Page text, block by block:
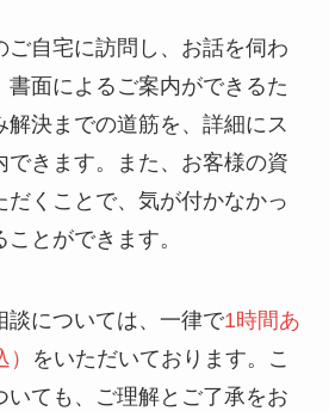
ご自宅に訪問し、お話を伺わ
書面によるご案内ができるた
解決までの道筋を、詳細にス
できます。また、お客様の資
だくことで、気が付かなかっ
とができます。
談については、一律で1時間あ
をいただいております。こ
いても、ご理解とご了承をお